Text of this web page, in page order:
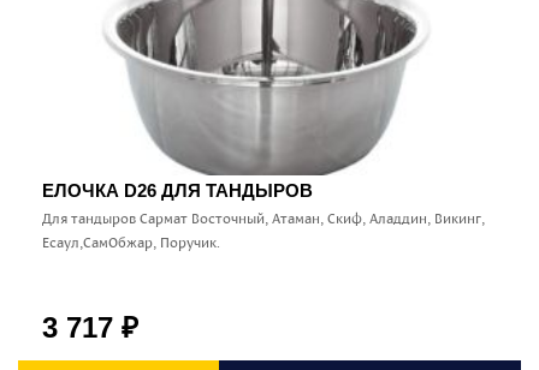
ЕЛОЧКА D26 ДЛЯ ТАНДЫРОВ
Для тандыров Сармат Восточный, Атаман, Скиф, Аладдин, Викинг,
Есаул,СамОбжар, Поручик.
3 717 ₽